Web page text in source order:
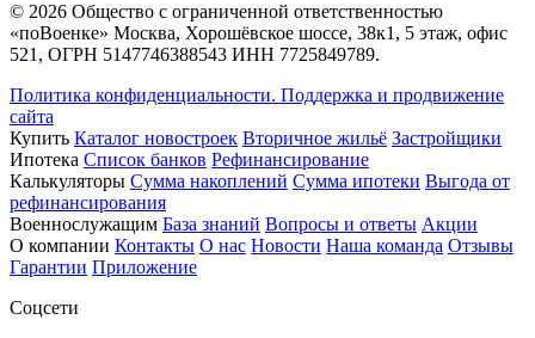
© 2026 Общество с ограниченной ответственностью
«поВоенке» Москва, Хорошёвское шоссе, 38к1, 5 этаж, офис
521, ОГРН 5147746388543 ИНН 7725849789.
Политика конфиденциальности. Поддержка и продвижение
сайта
Купить Каталог новостроек Вторичное жильё Застройщики
Ипотека Список банков Рефинансирование
Калькуляторы Сумма накоплений Сумма ипотеки Выгода от
рефинансирования
Военнослужащим База знаний Вопросы и ответы Акции
О компании Контакты О нас Новости Наша команда Отзывы
Гарантии Приложение
Соцсети